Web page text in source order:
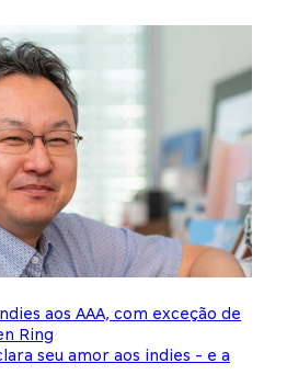
aos AAA, com exceção de
Ring
seu amor aos indies - e a